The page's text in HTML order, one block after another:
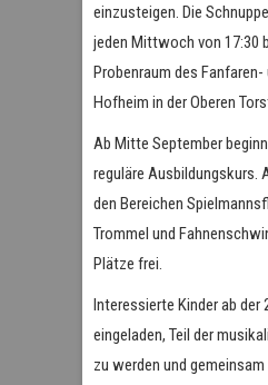
einzusteigen. Die
jeden Mittwoch von 17:30
Probenraum des
Hofheim in der Oberen
Ab Mitte September
reguläre Ausbildungskurs.
den Bereichen
Trommel und
Plätze frei.
Interessierte Kinder ab der
eingeladen, Teil der
zu werden und